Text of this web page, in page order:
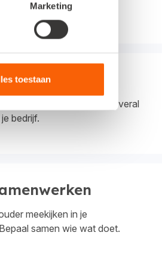
Marketing
toestaan
enkele klikken.
maken, omdat je altijd en overal
bedrijf.
meekijken in je
samen wie wat doet.